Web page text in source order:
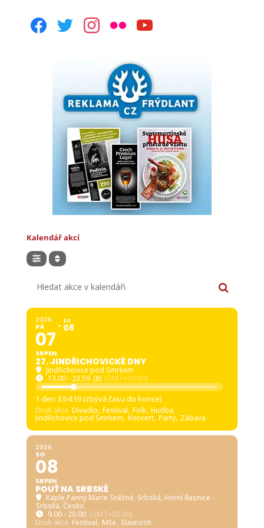
facebooktwitterinstagram
flickr youtube
Kalendář akcí
2026
PÁ
07
SRPEN
SO
08
27. JINDŘICHOVICKÉ DNY
Jindřichovice pod Smrkem
13.00 - 23.59 (8) (GMT+02:00)
1 den 3:54:17 (zbývá času do konce)
Druh akce Divadlo, Festival, Folk, Hudba,
Jindřichovice pod Smrkem, Koncert, Party, Zábava
2026
SO
08
SRPEN
POUŤ NA SRBSKÉ
Kaple Panny Marie Sněžné, Srbská, Horní Řasnice -
Srbská, Česko
9.00 - 20.00 (GMT+02:00)
Druh akce Festival, Mše, Slavnosti